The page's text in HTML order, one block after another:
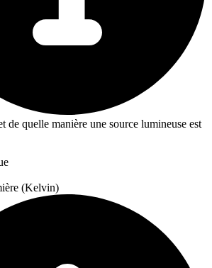
de quelle manière une source lumineuse est
(Kelvin)